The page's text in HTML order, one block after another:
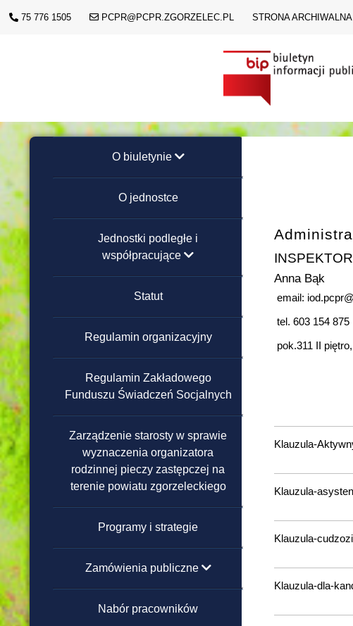
75 776 1505 PCPR@PCPR.ZGORZELEC.PL STRONA ARCHIWALNA
O biuletynie
Instrukcja obsługi
Redakcja strony
O jednostce
Jednostki podległe i
współpracujące
Placówki Opiekuńczo-
Domy Pomocy Społecznej
Powiatowe Ośrodki Wsparcia
Ośrodek Interwencji
Kryzysowej
Statut
Regulamin organizacyjny
Regulamin Zakładowego
Funduszu Świadczeń Socjalnych
Zarządzenie starosty w sprawie
wyznaczenia organizatora
rodzinnej pieczy zastępczej na
terenie powiatu zgorzeleckiego
Programy i strategie
Zamówienia publiczne
poniżej 130 000 zł
Nabór pracowników
Anna Bąk
email:
tel. 603 154 875
pok.311 II
Klauzula-
Klauzula-
Klauzula-
Klauzula-dla-